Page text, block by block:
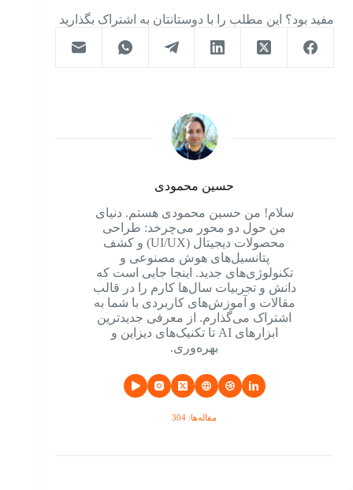
مفید بود؟ این مطلب را با دوستانتان به اشتراک بگذارید
حسین محمودی
سلام! من حسین محمودی هستم. دنیای
من حول دو محور می‌چرخد: طراحی
محصولات دیجیتال (UI/UX) و کشف
پتانسیل‌های هوش مصنوعی و
تکنولوژی‌های جدید. اینجا جایی است که
دانش و تجربیات سال‌ها کارم را در قالب
مقالات و آموزش‌های کاربردی با شما به
اشتراک می‌گذارم. از معرفی جدیدترین
ابزارهای AI تا تکنیک‌های دیزاین و
بهره‌وری.
مقاله‌ها: 304